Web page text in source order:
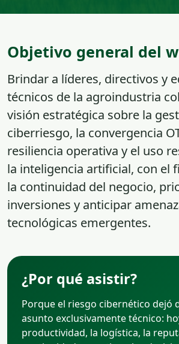
Objetivo general del
Brindar a líderes, directivos y
técnicos de la agroindustria
visión estratégica sobre la
ciberriesgo, la convergencia
resiliencia operativa y el uso
la inteligencia artificial, con el
la continuidad del negocio,
inversiones y anticipar
tecnológicas emergentes.
¿Por qué asistir?
Porque el riesgo cibernético dejó
asunto exclusivamente técnico:
productividad, la logística, la